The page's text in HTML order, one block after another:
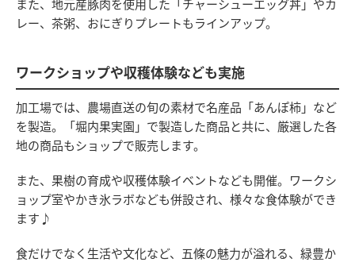
レー、茶粥、おにぎりプレートもラインアップ。
ワークショップや収穫体験なども実施
加工場では、農場直送の旬の素材で名産品「あんぽ柿」など
を製造。「堀内果実園」で製造した商品と共に、厳選した各
地の商品もショップで販売します。
また、果樹の育成や収穫体験イベントなども開催。ワークシ
ョップ室やかき氷ラボなども併設され、様々な食体験ができ
ます♪
食だけでなく生活や文化など、五條の魅力が溢れる、緑豊か